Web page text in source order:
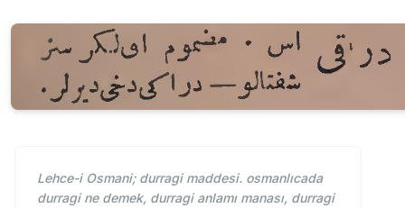
Lehce-i Osmani; durragi maddesi. osmanlıcada
durragi ne demek, durragi anlamı manası, durragi